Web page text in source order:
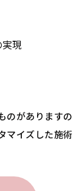
現
のがありますの
マイズした施術